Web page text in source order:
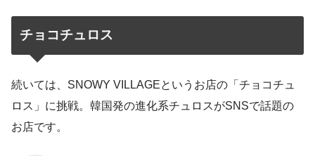
チョコチュロス
続いては、SNOWY VILLAGEというお店の「チョコチュ
ロス」に挑戦。韓国発の進化系チュロスがSNSで話題の
お店です。